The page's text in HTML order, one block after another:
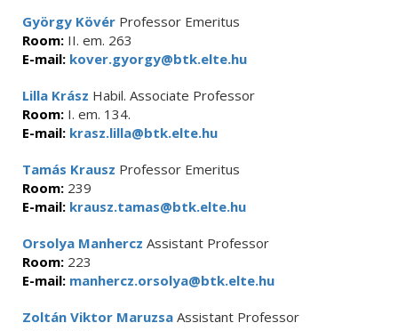
György Kövér Professor Emeritus
Room: II. em. 263
E-mail: kover.gyorgy@btk.elte.hu
Lilla Krász Habil. Associate Professor
Room: I. em. 134.
E-mail: krasz.lilla@btk.elte.hu
Tamás Krausz Professor Emeritus
Room: 239
E-mail: krausz.tamas@btk.elte.hu
Orsolya Manhercz Assistant Professor
Room: 223
E-mail: manhercz.orsolya@btk.elte.hu
Zoltán Viktor Maruzsa Assistant Professor